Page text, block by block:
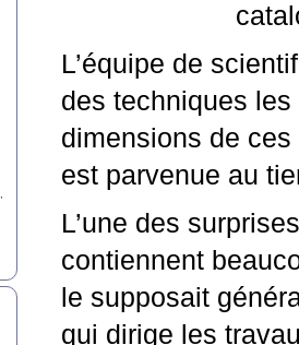
L’équipe de
des techniques
dimensions de
est parvenue au
L’une des
contiennent
le supposait
qui dirige les